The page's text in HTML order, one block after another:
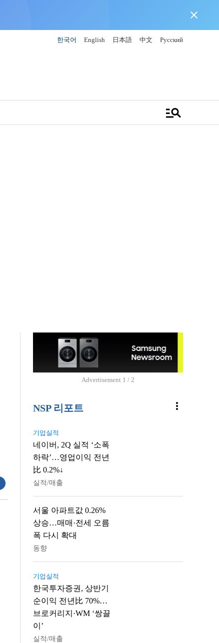
close
한국어 English 日本語 中文 Русский
manage_search
Advertisement 1 / 2
NSP 리포트 more_vert
기업실적
네이버, 2Q 실적 ‘소폭
하락’…영업이익 전년
比 0.2%↓
실적/매출
서울 아파트값 0.26%
상승…매매·전세 오름
폭 다시 확대
동향
기업실적
한국투자증권, 상반기
순이익 전년比 70%…
브로커리지·WM ‘쌍끌
이’
실적/매출